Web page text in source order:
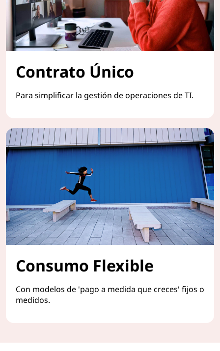
Contrato Único
Para simplificar la gestión de operaciones de TI.
Consumo Flexible
Con modelos de 'pago a medida que creces' fijos o
medidos.